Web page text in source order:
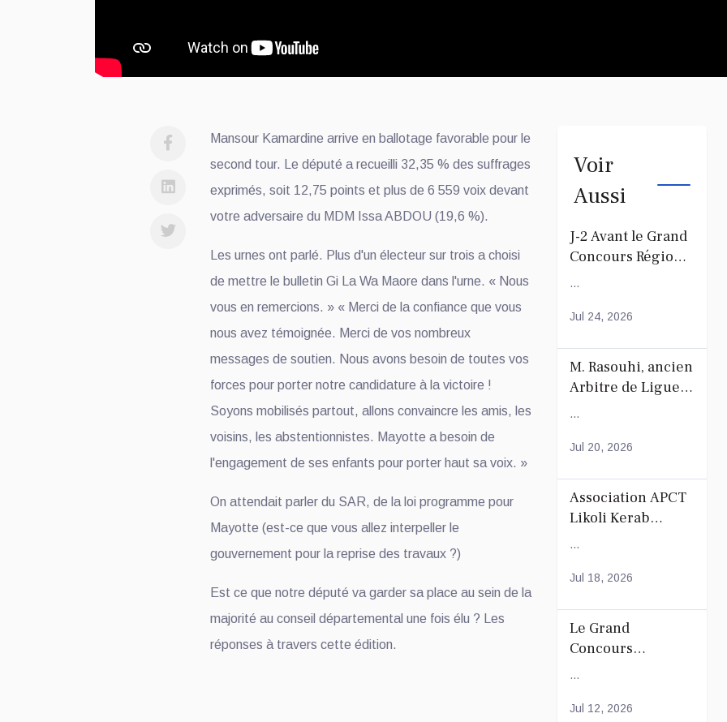
Mansour Kamardine arrive en ballotage favorable pour le
second tour. Le député a recueilli 32,35 % des suffrages
exprimés, soit 12,75 points et plus de 6 559 voix devant
votre adversaire du MDM Issa ABDOU (19,6 %).
Les urnes ont parlé. Plus d'un électeur sur trois a choisi
de mettre le bulletin Gi La Wa Maore dans l'urne. « Nous
vous en remercions. » « Merci de la confiance que vous
nous avez témoignée. Merci de vos nombreux
messages de soutien. Nous avons besoin de toutes vos
forces pour porter notre candidature à la victoire !
Soyons mobilisés partout, allons convaincre les amis, les
voisins, les abstentionnistes. Mayotte a besoin de
l'engagement de ses enfants pour porter haut sa voix. »
On attendait parler du SAR, de la loi programme pour
Mayotte (est-ce que vous allez interpeller le
gouvernement pour la reprise des travaux ?)
Est ce que notre député va garder sa place au sein de la
majorité au conseil départemental une fois élu ? Les
réponses à travers cette édition.
Voir
Aussi
J-2 Avant le Grand
Concours Régional
...
Jul 24, 2026
M. Rasouhi, ancien
Arbitre de Ligue
...
Jul 20, 2026
Association APCT
Likoli Kerab
Générale
...
Jul 18, 2026
Le Grand
Concours
l'association
...
Jul 12, 2026